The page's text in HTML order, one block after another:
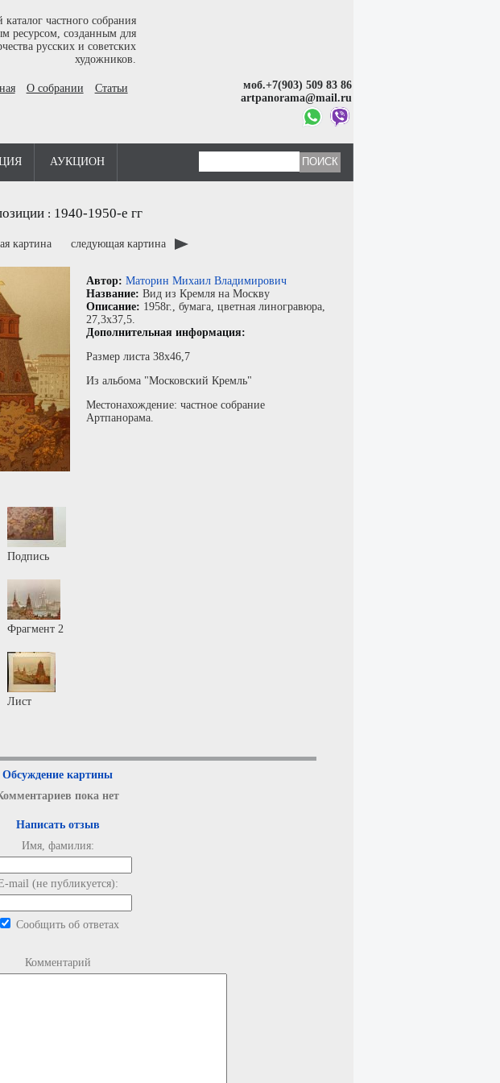
частного собрания
ресурсом, созданным для
русских и советских
художников.
О собрании Статьи
моб.+7(903) 509 83 86
artpanorama@mail.ru
АУКЦИОН
: 1940-1950-е гг
картина следующая картина
Автор: Маторин Михаил Владимирович
Название: Вид из Кремля на Москву
Описание: 1958г., бумага, цветная линогравюра,
27,3x37,5.
Дополнительная информация:
Размер листа 38х46,7
Из альбома "Московский Кремль"
Местонахождение: частное собрание
Артпанорама.
Подпись
Фрагмент 2
Лист
Обсуждение картины
пока нет
Написать отзыв
Имя, фамилия:
mail (не публикуется):
Сообщить об ответах
Комментарий